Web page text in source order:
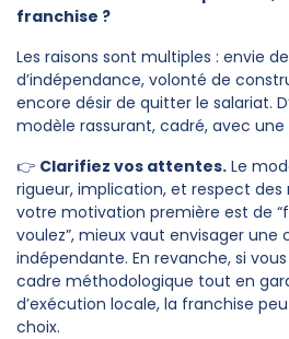
franchise ?
Les raisons sont multiples : envie
d’indépendance, volonté de
encore désir de quitter le salariat.
modèle rassurant, cadré, avec
👉 Clarifiez vos attentes. Le
rigueur, implication, et respect des
votre motivation première est de
voulez”, mieux vaut envisager une
indépendante. En revanche, si
cadre méthodologique tout en
d’exécution locale, la franchise
choix.